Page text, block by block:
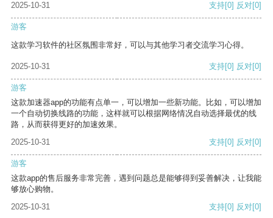
2025-10-31 支持[0] 反对[0]
游客
这款学习软件的社区氛围非常好，可以与其他学习者交流学习心得。
2025-10-31 支持[0] 反对[0]
游客
这款加速器app的功能有点单一，可以增加一些新功能。比如，可以增加
一个自动切换线路的功能，这样就可以根据网络情况自动选择最优的线
路，从而获得更好的加速效果。
2025-10-31
支持[0] 反对[0]
游客
这款app的售后服务非常完善，遇到问题总是能够得到妥善解决，让我能
够放心购物。
2025-10-31
支持[0] 反对[0]